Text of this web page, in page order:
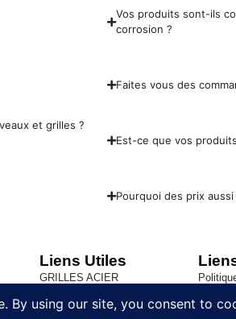
et grilles ?
Vos produits sont-ils
corrosion ?
Faites vous des
Est-ce que vos
Pourquoi des prix
Liens Utiles
GRILLES ACIER
Trappes de visite Sol